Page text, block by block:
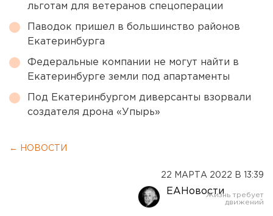
льготам для ветеранов спецоперации
Паводок пришел в большинство районов
Екатеринбурга
Федеральные компании не могут найти в
Екатеринбурге земли под апартаменты
Под Екатеринбургом диверсанты взорвали
создателя дрона «Упырь»
← НОВОСТИ
22 МАРТА 2022 В 13:39
ЕАНовости